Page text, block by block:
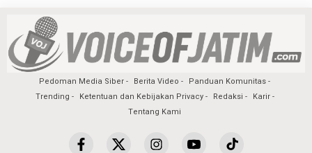
Pedoman Media Siber Berita Video
Panduan Komunitas
Trending
Ketentuan dan Kebijakan Privacy Redaksi
Karir
Tentang Kami